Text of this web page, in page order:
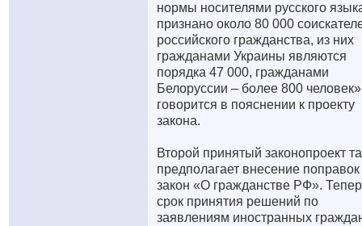
нормы носителями русского
признано около 80 000
российского гражданства, из них
гражданами Украины являются
порядка 47 000, гражданами
Белоруссии – более 800
говорится в пояснении к проекту
закона.
Второй принятый законопроект
предполагает внесение поправок
закон «О гражданстве РФ».
срок принятия решений по
заявлениям иностранных